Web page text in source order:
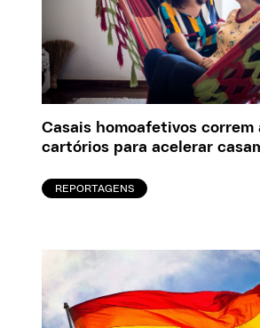
Casais homoafetivos correm
cartórios para acelerar
REPORTAGENS